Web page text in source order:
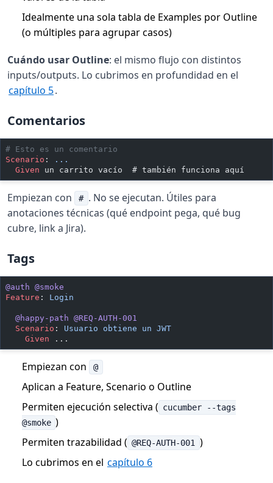
Idealmente una sola tabla de Examples por Outline
(o múltiples para agrupar casos)
Cuándo usar Outline: el mismo flujo con distintos
inputs/outputs. Lo cubrimos en profundidad en el
capítulo 5.
Comentarios
# Esto es un comentario
Scenario :
...
  Given
un carrito vacío  # también funciona aquí
Empiezan con # . No se ejecutan. Útiles para
anotaciones técnicas (qué endpoint pega, qué bug
cubre, link a Jira).
Tags
@auth @smoke
Feature : Login
  @happy-path
@REQ-AUTH-001
  Scenario
:
Usuario obtiene un JWT
    Given
...
Empiezan con @
Aplican a Feature, Scenario o Outline
Permiten ejecución selectiva ( cucumber --tags
@smoke )
Permiten trazabilidad ( @REQ-AUTH-001
)
Lo cubrimos en el capítulo 6